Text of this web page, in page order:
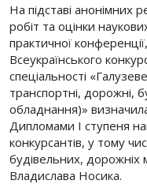
На підставі анонімних
робіт та оцінки
практичної
Всеукраїнського
спеціальності
транспортні, дорожні,
обладнання)»
Дипломами І ступеня
конкурсантів, у тому
будівельних,
Владислава Носика.